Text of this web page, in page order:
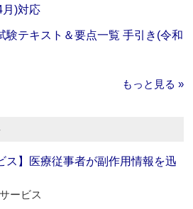
月)対応
験テキスト＆要点一覧 手引き(令和
もっと見る »
ス】医療従事者が副作用情報を迅
ービス